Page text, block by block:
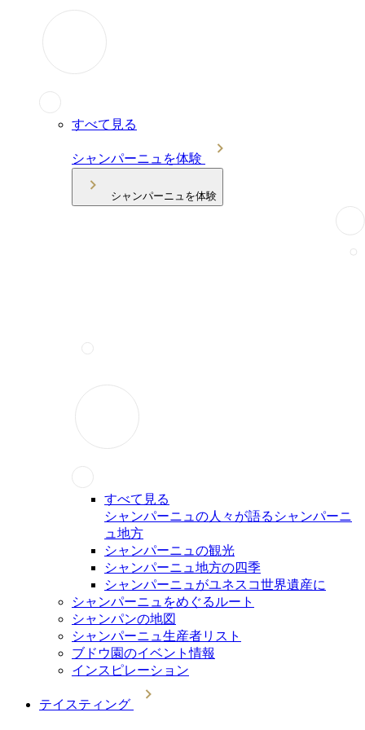
すべて見る
シャンパーニュを体験
シャンパーニュを体験
すべて見る
シャンパーニュの人々が語るシャンパーニ
ュ地方
シャンパーニュの観光
シャンパーニュ地方の四季
シャンパーニュがユネスコ世界遺産に
シャンパーニュをめぐるルート
シャンパンの地図
シャンパーニュ生産者リスト
ブドウ園のイベント情報
インスピレーション
テイスティング